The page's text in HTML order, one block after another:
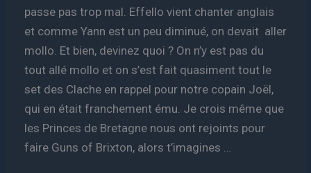
passe pas trop mal. Effello vient chanter anglais
et comme Yann est un peu diminué, on devait aller
mollo. Et bien, devinez quoi ? On n’y est pas du
tout allé mollo et on s’est fait quasiment tout le
set des Clache en rappel pour notre copain Joël,
qui en était franchement ému. Je crois même que
les Princes de Bretagne nous ont rejoints pour
faire Guns of Brixton, alors t’imagines …